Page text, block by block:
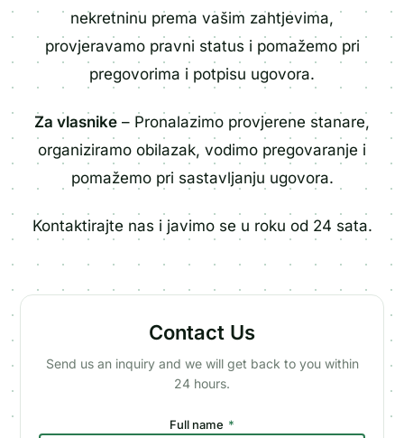
nekretninu prema vašim zahtjevima,
provjeravamo pravni status i pomažemo pri
pregovorima i potpisu ugovora.
Za vlasnike – Pronalazimo provjerene stanare,
organiziramo obilazak, vodimo pregovaranje i
pomažemo pri sastavljanju ugovora.
Kontaktirajte nas i javimo se u roku od 24 sata.
Contact Us
Send us an inquiry and we will get back to you within
24 hours.
Full name *